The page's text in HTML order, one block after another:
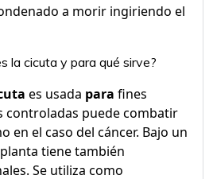
a morir ingiriendo el
la cicuta y para qué sirve?
es usada para fines
controladas puede combatir
en el caso del cáncer. Bajo un
tiene también
Se utiliza como